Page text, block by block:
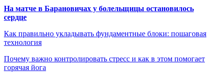
На матче в Барановичах у болельщицы остановилось
сердце
Как правильно укладывать фундаментные блоки: пошаговая
технология
Почему важно контролировать стресс и как в этом помогает
горячая йога